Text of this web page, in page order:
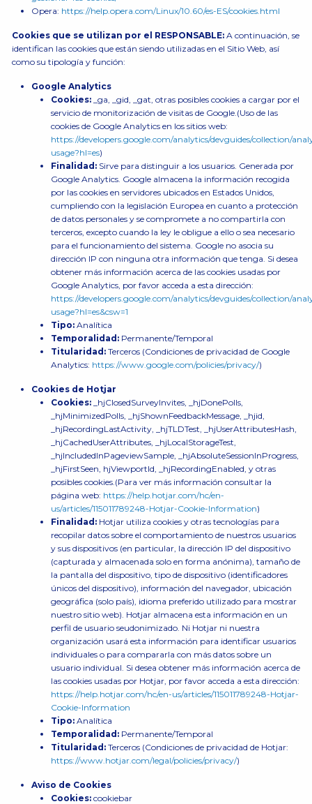
Opera: https://help.opera.com/Linux/10.60/es-ES/cookies.html
Cookies que se utilizan por el RESPONSABLE:A continuación, se
identifican las cookies que están siendo utilizadas en el Sitio Web, así
como su tipología y función:
Google Analytics
Cookies: _ga, _gid, _gat, otras posibles cookies a cargar por el
servicio de monitorización de visitas de Google.(Uso de las
cookies de Google Analytics en los sitios web:
https://developers.google.com/analytics/devguides/collection/
usage?hl=es)
Finalidad: Sirve para distinguir a los usuarios. Generada por
Google Analytics. Google almacena la información recogida
por las cookies en servidores ubicados en Estados Unidos,
cumpliendo con la legislación Europea en cuanto a protección
de datos personales y se compromete a no compartirla con
terceros, excepto cuando la ley le obligue a ello o sea necesario
para el funcionamiento del sistema. Google no asocia su
dirección IP con ninguna otra información que tenga. Si desea
obtener más información acerca de las cookies usadas por
Google Analytics, por favor acceda a esta dirección:
https://developers.google.com/analytics/devguides/collection/
usage?hl=es&csw=1
Tipo: Analítica
Temporalidad: Permanente/Temporal
Titularidad: Terceros (Condiciones de privacidad de Google
Analytics: https://www.google.com/policies/privacy/)
Cookies de Hotjar
Cookies:
_hjClosedSurveyInvites, _hjDonePolls,
_hjMinimizedPolls, _hjShownFeedbackMessage, _hjid,
_hjRecordingLastActivity, _hjTLDTest, _hjUserAttributesHash,
_hjCachedUserAttributes, _hjLocalStorageTest,
_hjIncludedInPageviewSample, _hjAbsoluteSessionInProgress,
_hjFirstSeen, hjViewportId, _hjRecordingEnabled, y otras
posibles cookies.(Para ver más información consultar la
página web: https://help.hotjar.com/hc/en-
us/articles/115011789248-Hotjar-Cookie-Information)
Finalidad: Hotjar utiliza cookies y otras tecnologías para
recopilar datos sobre el comportamiento de nuestros usuarios
y sus dispositivos (en particular, la dirección IP del dispositivo
(capturada y almacenada solo en forma anónima), tamaño de
la pantalla del dispositivo, tipo de dispositivo (identificadores
únicos del dispositivo), información del navegador, ubicación
geográfica (solo país), idioma preferido utilizado para mostrar
nuestro sitio web). Hotjar almacena esta información en un
perfil de usuario seudonimizado. Ni Hotjar ni nuestra
organización usará esta información para identificar usuarios
individuales o para compararla con más datos sobre un
usuario individual. Si desea obtener más información acerca de
las cookies usadas por Hotjar, por favor acceda a esta dirección:
https://help.hotjar.com/hc/en-us/articles/115011789248-Hotjar-
Cookie-Information
Tipo: Analítica
Temporalidad: Permanente/Temporal
Titularidad: Terceros (Condiciones de privacidad de Hotjar:
https://www.hotjar.com/legal/policies/privacy/)
Aviso de Cookies
Cookies: cookiebar